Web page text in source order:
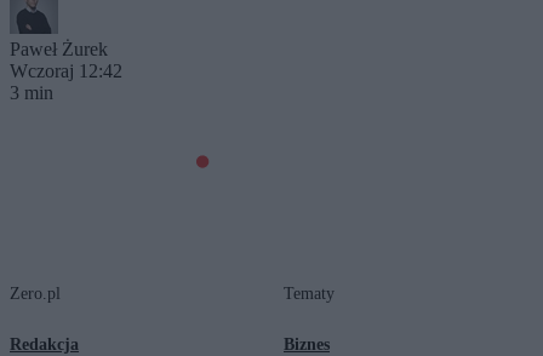
Paweł Żurek
Wczoraj 12:42
3 min
Zero.pl
Redakcja
Tematy
Biznes